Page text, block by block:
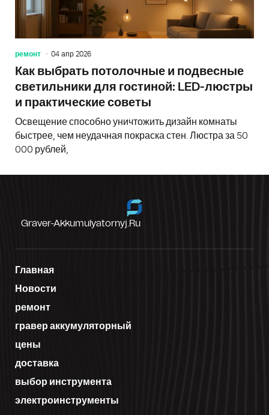
ремонт 04 апр 2026
Как выбрать потолочные и подвесные
светильники для гостиной: LED-люстры
и практические советы
Освещение способно уничтожить дизайн комнаты
быстрее, чем неудачная покраска стен. Люстра за 50
000 рублей,
Graver-Akkumulyatornyj.ru
Главная
Новости
ремонт
гравер аккумуляторный
цены
доставка
выбор инструмента
электроинструменты